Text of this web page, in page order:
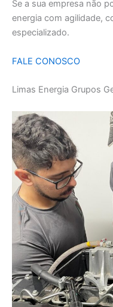
Se a sua empresa não
energia com agilidade,
especializado.
FALE CONOSCO
Limas Energia Grupos